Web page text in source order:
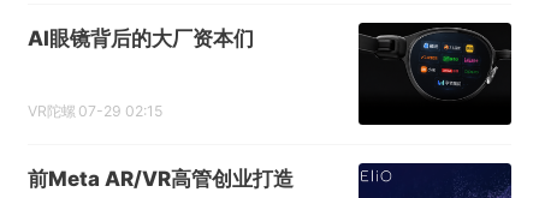
AI眼镜背后的大厂资本们
VR陀螺 07-29 02:15
前Meta AR/VR高管创业打造